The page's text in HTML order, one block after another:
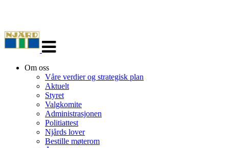
navigasjon
Om oss
Våre verdier og strategisk plan
Aktuelt
Styret
Valgkomite
Administrasjonen
Politiattest
Njårds lover
Bestille møterom